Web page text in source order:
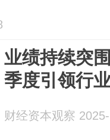
业绩持续突
季度引领行
财经资本观察